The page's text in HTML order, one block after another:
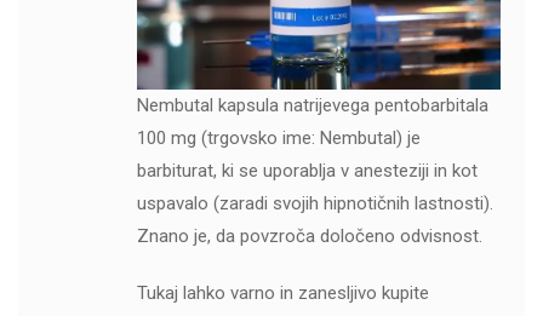
Nembutal kapsula natrijevega pentobarbitala
100 mg (trgovsko ime: Nembutal) je
barbiturat, ki se uporablja v anesteziji in kot
uspavalo (zaradi svojih hipnotičnih lastnosti).
Znano je, da povzroča določeno odvisnost.
Tukaj lahko varno in zanesljivo kupite